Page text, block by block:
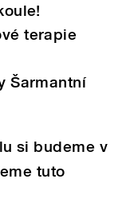
terapie
Šarmantní
si budeme v
tuto